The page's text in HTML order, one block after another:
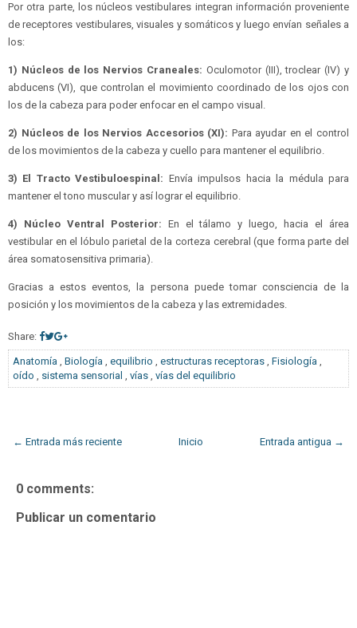
Por otra parte, los núcleos vestibulares integran información proveniente
de receptores vestibulares, visuales y somáticos y luego envían señales a
los:
1) Núcleos de los Nervios Craneales: Oculomotor (III), troclear (IV) y
abducens (VI), que controlan el movimiento coordinado de los ojos con
los de la cabeza para poder enfocar en el campo visual.
2) Núcleos de los Nervios Accesorios (XI): Para ayudar en el control
de los movimientos de la cabeza y cuello para mantener el equilibrio.
3) El Tracto Vestibuloespinal: Envía impulsos hacia la médula para
mantener el tono muscular y así lograr el equilibrio.
4) Núcleo Ventral Posterior: En el tálamo y luego, hacia el área
vestibular en el lóbulo parietal de la corteza cerebral (que forma parte del
área somatosensitiva primaria).
Gracias a estos eventos, la persona puede tomar consciencia de la
posición y los movimientos de la cabeza y las extremidades.
Share:
Anatomía , Biología , equilibrio , estructuras receptoras , Fisiología ,
oído , sistema sensorial , vías , vías del equilibrio
← Entrada más reciente Entrada antigua →
Inicio
0 comments:
Publicar un comentario